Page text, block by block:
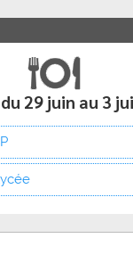
29 juin au 3